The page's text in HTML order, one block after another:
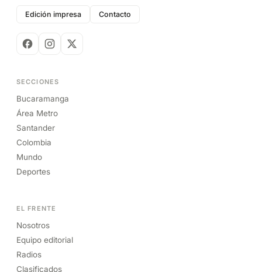
Edición impresa Contacto
SECCIONES
Bucaramanga
Área Metro
Santander
Colombia
Mundo
Deportes
EL FRENTE
Nosotros
Equipo editorial
Radios
Clasificados